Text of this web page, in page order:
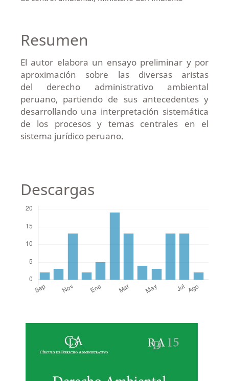
Resumen
El autor elabora un ensayo preliminar y por
aproximación sobre las diversas aristas
del derecho administrativo ambiental
peruano, partiendo de sus antecedentes y
desarrollando una interpretación sistemática
de los procesos y temas centrales en el
sistema jurídico peruano.
Descargas